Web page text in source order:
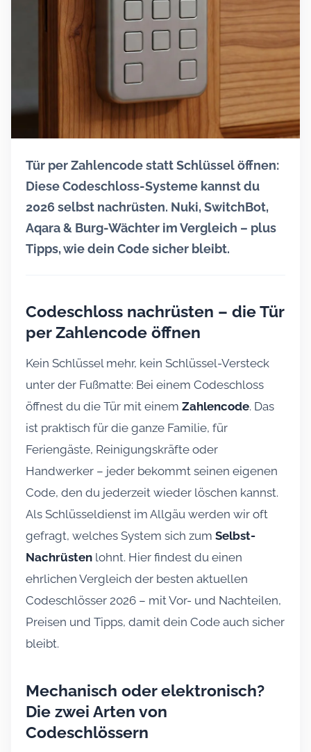
Tür per Zahlencode statt Schlüssel öffnen:
Diese Codeschloss-Systeme kannst du
2026 selbst nachrüsten. Nuki, SwitchBot,
Aqara & Burg-Wächter im Vergleich – plus
Tipps, wie dein Code sicher bleibt.
Codeschloss nachrüsten – die Tür
per Zahlencode öffnen
Kein Schlüssel mehr, kein Schlüssel-Versteck
unter der Fußmatte: Bei einem Codeschloss
öffnest du die Tür mit einem Zahlencode. Das
ist praktisch für die ganze Familie, für
Feriengäste, Reinigungskräfte oder
Handwerker – jeder bekommt seinen eigenen
Code, den du jederzeit wieder löschen kannst.
Als Schlüsseldienst im Allgäu werden wir oft
gefragt, welches System sich zum Selbst-
Nachrüstenlohnt. Hier findest du einen
ehrlichen Vergleich der besten aktuellen
Codeschlösser 2026 – mit Vor- und Nachteilen,
Preisen und Tipps, damit dein Code auch sicher
bleibt.
Mechanisch oder elektronisch?
Die zwei Arten von
Codeschlössern